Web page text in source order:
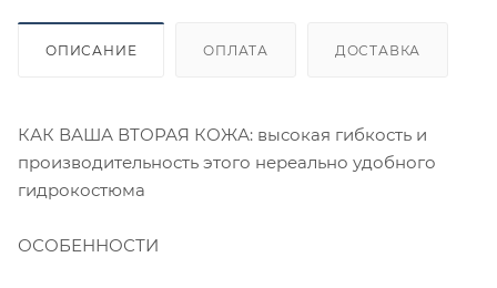
ОПИСАНИЕ ОПЛАТА ДОСТАВКА
КАК ВАША ВТОРАЯ КОЖА: высокая гибкость и
производительность этого нереально удобного
гидрокостюма
ОСОБЕННОСТИ